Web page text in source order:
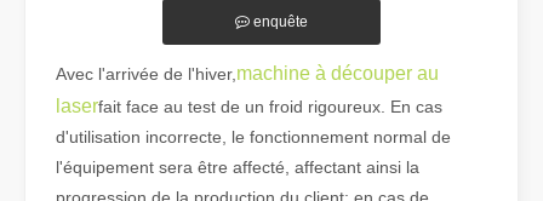
Guide 2026 : Comment les machines de découpe de tubes au laser à fibre révolutionnent la fabrication de tuyaux
Guide 2026 : Comment les machines de découpe de tubes au
enquête
Avec l'arrivée de l'hiver, machine à découper au
laserfait face au test de un froid rigoureux. En cas
d'utilisation incorrecte, le fonctionnement normal de
l'équipement sera être affecté, affectant ainsi la